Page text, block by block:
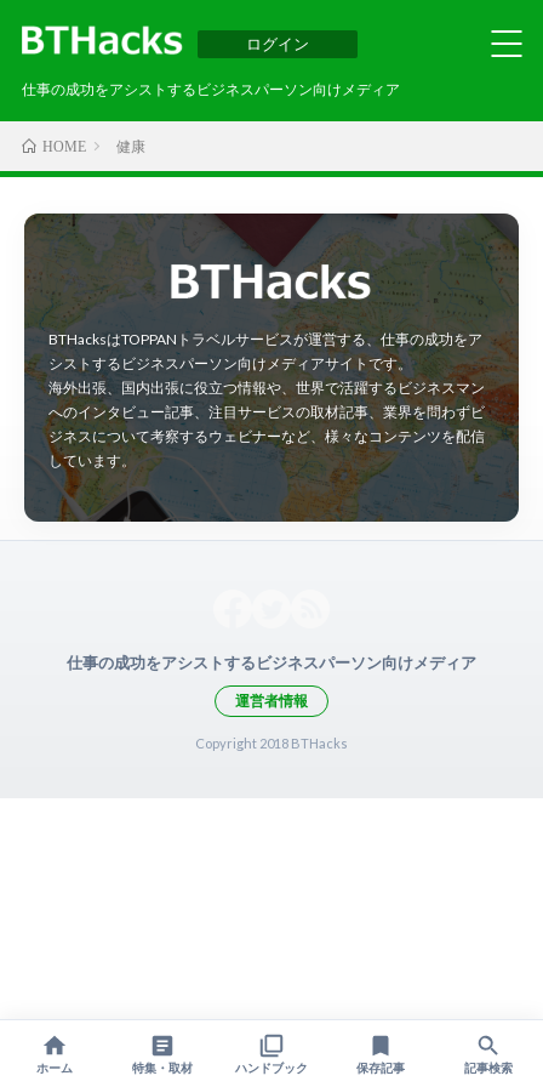
ログイン
仕事の成功をアシストするビジネスパーソン向けメディア
HOME 健康
BTHacksはTOPPANトラベルサービスが運営する、仕事の成功をア
シストするビジネスパーソン向けメディアサイトです。
海外出張、国内出張に役立つ情報や、世界で活躍するビジネスマン
へのインタビュー記事、注目サービスの取材記事、業界を問わずビ
ジネスについて考察するウェビナーなど、様々なコンテンツを配信
しています。
仕事の成功をアシストするビジネスパーソン向けメディア
運営者情報
Copyright 2018 BTHacks
ホーム 特集・取材 ハンドブック 保存記事 記事検索